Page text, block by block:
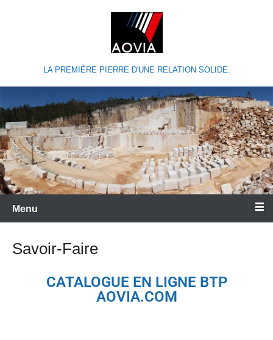
LA PREMIÈRE PIERRE D'UNE RELATION SOLIDE.
Menu
Savoir-Faire
CATALOGUE EN LIGNE BTP
AOVIA.COM